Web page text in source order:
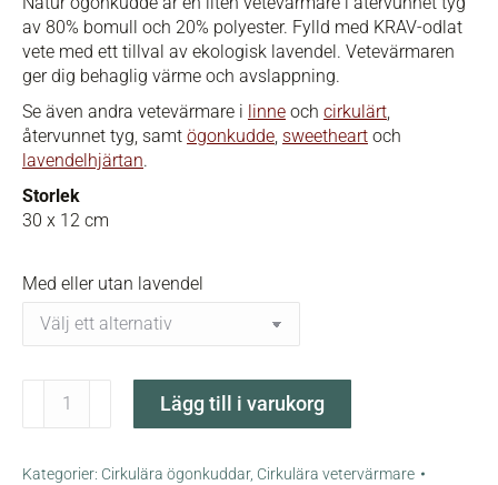
av 80% bomull och 20% polyester. Fylld med KRAV-odlat
vete med ett tillval av ekologisk lavendel. Vetevärmaren
ger dig behaglig värme och avslappning.
Se även andra vetevärmare i linne och cirkulärt,
återvunnet tyg, samt ögonkudde, sweetheart och
lavendelhjärtan.
Storlek
30 x 12 cm
Med eller utan lavendel
cirkulär
-
Lägg till i varukorg
Kategorier: Cirkulära ögonkuddar, Cirkulära vetervärmare